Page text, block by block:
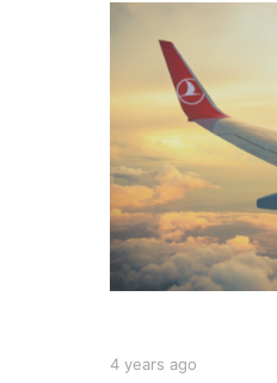
4
y
a
r
s
a
g
b
4 years ago